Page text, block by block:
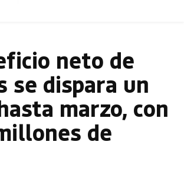
neto de
se dispara un
marzo, con
de